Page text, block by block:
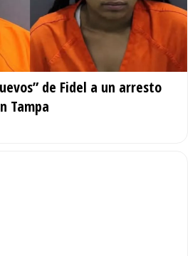
de Fidel a un arresto
Tampa